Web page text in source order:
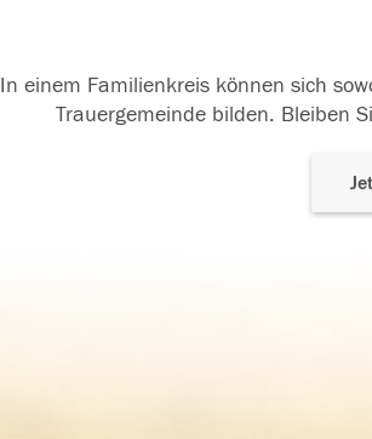
In einem Familienkreis können sich
Trauergemeinde bilden. Bleiben